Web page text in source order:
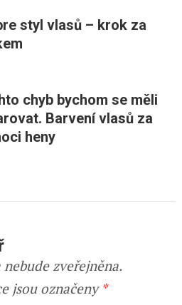
styl vlasů – krok za
chyb bychom se měli
Barvení vlasů za
heny
nebude zveřejněna.
jsou označeny *